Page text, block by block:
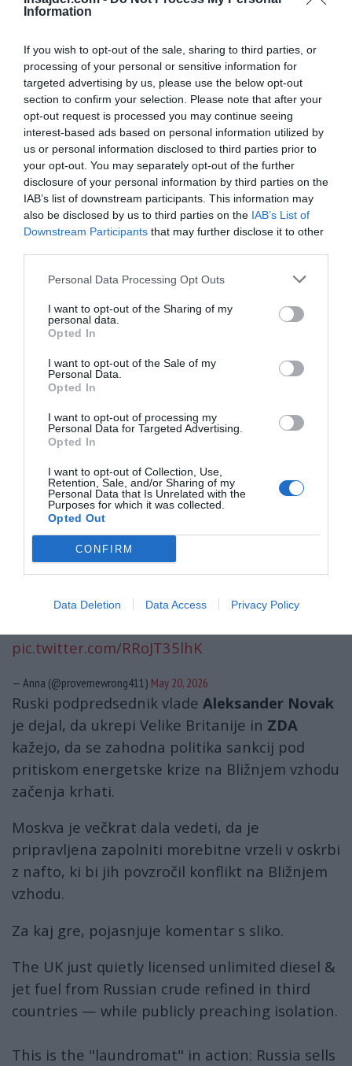
Information
If you wish to opt-out of the sale, sharing to third parties, or
processing of your personal or sensitive information for
targeted advertising by us, please use the below opt-out
section to confirm your selection. Please note that after your
opt-out request is processed you may continue seeing
interest-based ads based on personal information utilized by
us or personal information disclosed to third parties prior to
your opt-out. You may separately opt-out of the further
disclosure of your personal information by third parties on the
IAB’s list of downstream participants. This information may
also be disclosed by us to third parties on the IAB’s List of
Downstream Participants that may further disclose it to other
Personal Data Processing Opt Outs
I want to opt-out of the Sharing of my
personal data.
Opted In
I want to opt-out of the Sale of my
Personal Data.
Opted In
I want to opt-out of processing my
Personal Data for Targeted Advertising.
Opted In
I want to opt-out of Collection, Use,
Retention, Sale, and/or Sharing of my
Personal Data that Is Unrelated with the
Purposes for which it was collected.
Opted Out
CONFIRM
Data Deletion Data Access Privacy Policy
»Poskrbeti moramo za varnost oskrbe z
našem gospodarstvu, kot je letalsko gorivo,«je v
sredo povedalBBC-ju.
Britanski premierKeir Starmer, ki se doma
sooča s krizo in pozivi k odstopu, je skušal to
potezo zagovarjati. Vztrajal je, da vlada
sankcije dejansko zaostruje, saj je hkrati
uvedla »nov, strožji paket« omejitev,
usmerjenih proti ruskemu utekočinjenemu
zemeljskemu plinu in rafiniranim naftnim
derivatom.
»Gre za nove sankcije, ki se uvajajo postopoma.
Nikakor ne gre za odpravo obstoječih sankcij,«
Da bi bila ironija še večja se je vse to zgodilo
prav na dan, ko jeskupina G7 ponovila svojo
neomajno podporosankcijam zoper Rusijo
UK must be going through rough times…
On May 19, the UK quietly issued new licenses
allowing imports of diesel & jet fuel made
from sanctioned Russian oil (if processed in a
third country), plus a separate license for
maritime transport of Russian LNG from
pic.twitter.com/RRoJT35lhK
— Anna (@provemewrong411) May 20, 2026
Ruski podpredsednik vlade Aleksander Novak
je dejal, da ukrepi Velike Britanije in ZDA
kažejo, da se zahodna politika sankcij pod
pritiskom energetske krize na Bližnjem vzhodu
začenja krhati.
Moskva je večkrat dala vedeti, da je
pripravljena zapolniti morebitne vrzeli v oskrbi
z nafto, ki bi jih povzročil konflikt na Bližnjem
vzhodu.
Za kaj gre, pojasnjuje komentar s sliko.
The UK just quietly licensed unlimited diesel &
jet fuel from Russian crude refined in third
countries — while publicly preaching isolation.
This is the "laundromat" in action: Russia sells